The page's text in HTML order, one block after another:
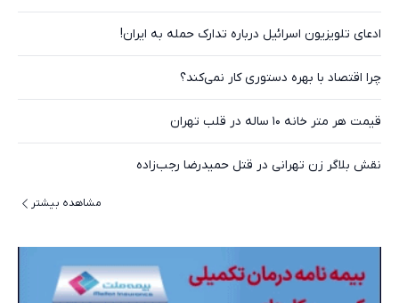
ادعای تلویزیون اسرائیل درباره تدارک حمله به ایران!
چرا اقتصاد با بهره دستوری کار نمی‌کند؟
قیمت هر متر خانه ۱۰ ساله در قلب تهران
نقش بلاگر زن تهرانی در قتل حمیدرضا رجب‌زاده
مشاهده بیشتر